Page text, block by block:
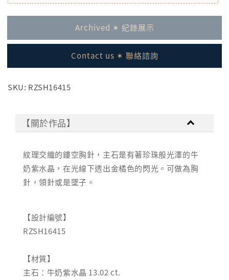
Archived ✶ 紀錄展示
Contact us ✶ 聯絡諮詢
SKU: RZSH16415
【關於作品】
紋理交織的鏤空胸針，主石是有著珍珠般光澤的牛
奶紫水晶，在光線下透出金橘色的閃光。可做為胸
針，領針或是墜子。
【設計編號】
RZSH16415
【材質】
主石：牛奶紫水晶 13.02 ct.